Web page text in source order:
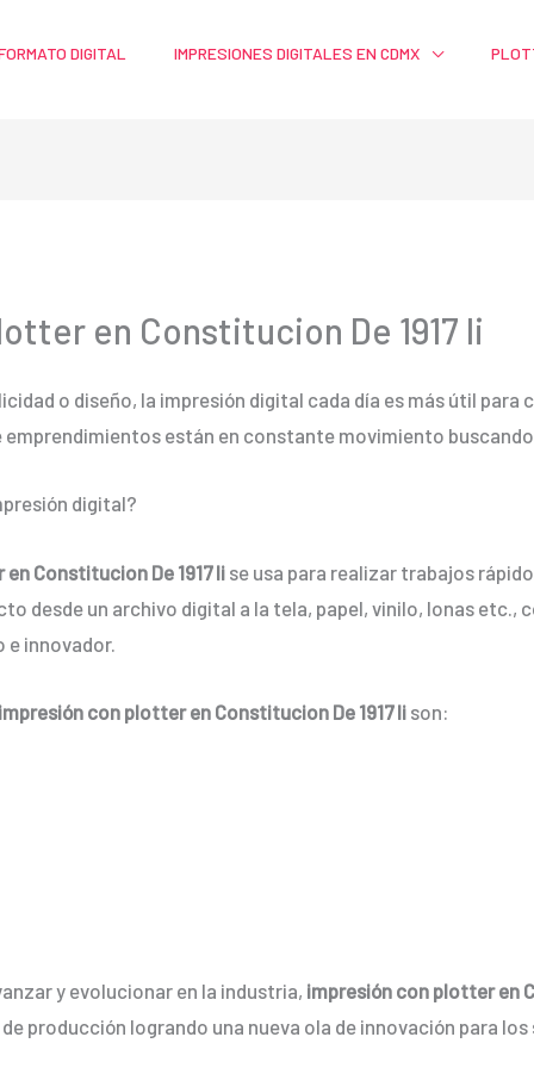
DIGITAL IMPRESIONES DIGITALES EN CDMX
en Constitucion De 1917 Ii
o diseño, la impresión digital cada día es más útil para
emprendimientos están en constante movimiento
digital?
Constitucion De 1917 Ii se usa para realizar trabajos
desde un archivo digital a la tela, papel, vinilo, lonas etc.,
innovador.
con plotter en Constitucion De 1917 Ii son:
y evolucionar en la industria, impresión con plotter en
producción logrando una nueva ola de innovación para